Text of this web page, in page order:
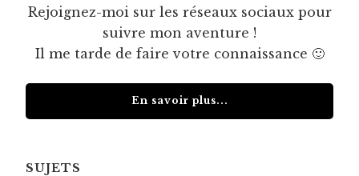
Rejoignez-moi sur les réseaux sociaux pour
suivre mon aventure !
Il me tarde de faire votre connaissance 🙂
En savoir plus...
SUJETS